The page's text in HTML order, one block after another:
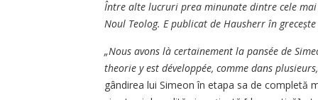
Între alte lucruri prea minunate dintre cele
Noul Teolog. E publicat de Hausherr în
„Nous avons là certainement la pansée de
theorie y est développée, comme dans
gândirea lui Simeon în etapa sa de completă